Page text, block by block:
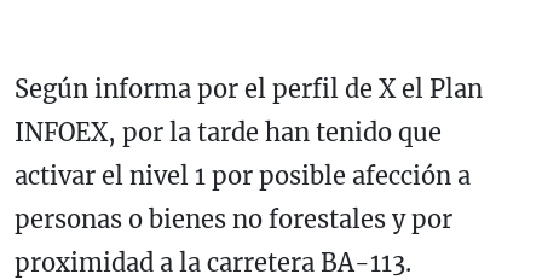
Según informa por el perfil de X el Plan
INFOEX, por la tarde han tenido que
activar el nivel 1 por posible afección a
personas o bienes no forestales y por
proximidad a la carretera BA-113.